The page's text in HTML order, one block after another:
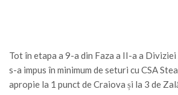
Tot în etapa a 9-a din Faza a II-a a Diviziei
s-a impus în minimum de seturi cu CSA
apropie la 1 punct de Craiova și la 3 de